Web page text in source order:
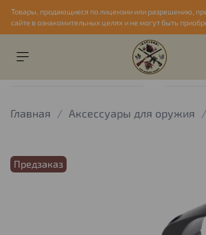
Товары, продающиеся по лицензии или разрешению,
сайте в ознакомительных целях и не могут быть
Главная Аксессуары для оружия
Предзаказ